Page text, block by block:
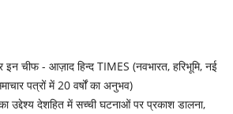
चीफ - आज़ाद हिन्द TIMES (नवभारत, हरिभूमि, नई
पत्रों में 20 वर्षों का अनुभव)
देशहित में सच्ची घटनाओं पर प्रकाश डालना,